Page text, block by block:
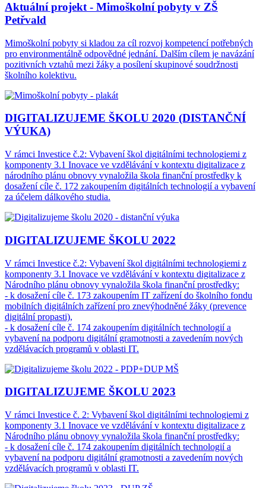
Aktuální projekt - Mimoškolní pobyty v ZŠ
Petřvald
Mimoškolní pobyty si kladou za cíl rozvoj kompetencí potřebných
pro environmentálně odpovědné jednání. Dalším cílem je navázání
pozitivních vztahů mezi žáky a posílení skupinové soudržnosti
školního kolektivu.
DIGITALIZUJEME ŠKOLU 2020 (DISTANČNÍ
VÝUKA)
V rámci Investice č.2: Vybavení škol digitálními technologiemi z
komponenty 3.1 Inovace ve vzdělávání v kontextu digitalizace z
národního plánu obnovy vynaložila škola finanční prostředky k
dosažení cíle č. 172 zakoupením digitálních technologií a vybavení
za účelem dálkového studia.
DIGITALIZUJEME ŠKOLU 2022
V rámci Investice č.2: Vybavení škol digitálními technologiemi z
komponenty 3.1 Inovace ve vzdělávání v kontextu digitalizace z
Národního plánu obnovy vynaložila škola finanční prostředky:
- k dosažení cíle č. 173 zakoupením IT zařízení do školního fondu
mobilních digitálních zařízení pro znevýhodněné žáky (prevence
digitální propasti),
- k dosažení cíle č. 174 zakoupením digitálních technologií a
vybavení na podporu digitální gramotnosti a zavedením nových
vzdělávacích programů v oblasti IT.
DIGITALIZUJEME ŠKOLU 2023
V rámci Investice č. 2: Vybavení škol digitálními technologiemi z
komponenty 3.1 Inovace ve vzdělávání v kontextu digitalizace z
Národního plánu obnovy vynaložila škola finanční prostředky:
- k dosažení cíle č. 174 zakoupením digitálních technologií a
vybavení na podporu digitální gramotnosti a zavedením nových
vzdělávacích programů v oblasti IT.